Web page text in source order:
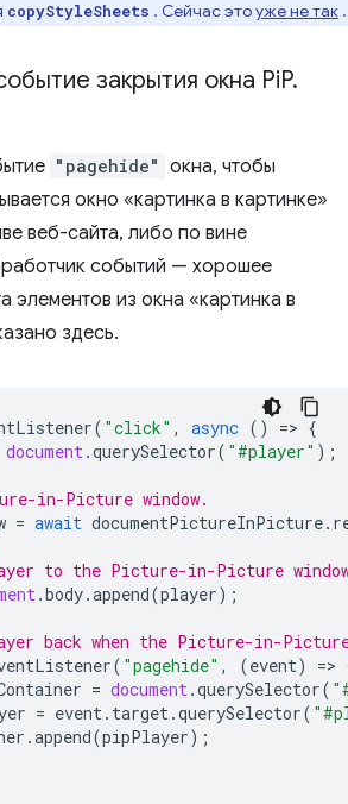
copyStyleSheets . Сейчас этоуже не так .
закрытия окна PiP.
"pagehide" окна, чтобы
окно «картинка в картинке»
веб-сайта, либо по вине
событий — хорошее
элементов из окна «картинка в
здесь.
( "click" , async () => {
document .querySelector( "#player" );
in-Picture window.
= await documentPictureInPicture.
to the Picture-in-Picture
.body.append(player);
back when the Picture-in-
( "pagehide" , (event) =>
= document .querySelector(
= event . target .querySelector(
.append(pipPlayer);